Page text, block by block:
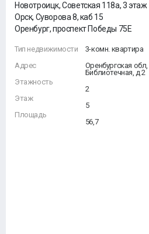
Новотроицк, Советская 118а, 3 этаж
Орск, Суворова 8, каб 15
Оренбург, проспект Победы 75Е
Тип недвижимости
Адрес
Этажность
Этаж
Площадь
3-комн. квартира
Оренбургская
Библиотечная, д 2
2
5
56,7